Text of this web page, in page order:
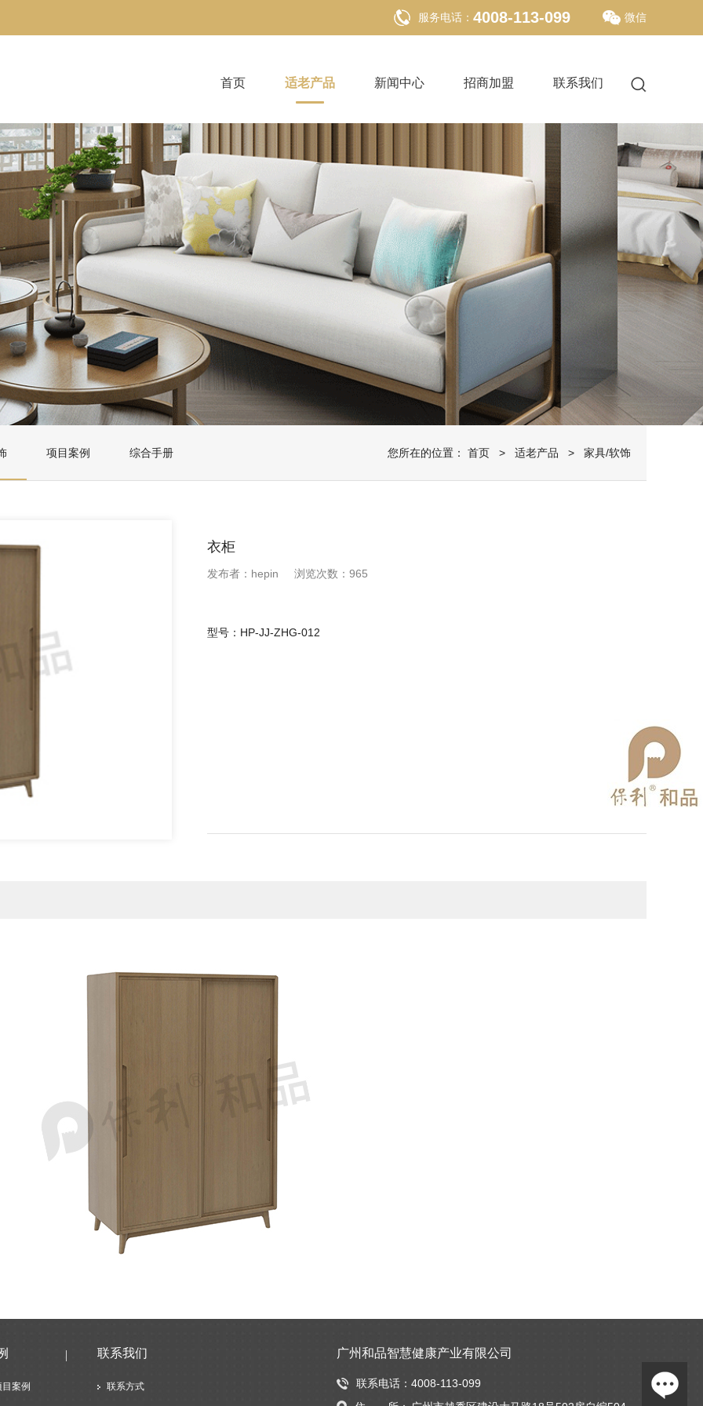
服务电话： 4008-113-099 微信
首页 适老产品 新闻中心 招商加盟 联系我们
您所在的位置： 首页 > 适老产品 > 家具/软饰
项目案例 综合手册
衣柜
发布者：hepin 浏览次数：965
型号：HP-JJ-ZHG-012
广州和品智慧健康产业有限公司
联系电话： 4008-113-099
目案例
联系我们
联系方式